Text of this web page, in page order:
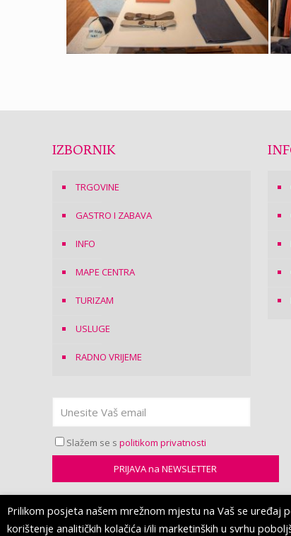
IZBORNIK
TRGOVINE
GASTRO I ZABAVA
INFO
MAPE CENTRA
TURIZAM
USLUGE
RADNO VRIJEME
Slažem se spolitikom privatnosti
Prilikom posjeta našem mrežnom mjestu na Vaš se uređaj
korištenje analitičkih kolačića i/ili marketinških u svrhu